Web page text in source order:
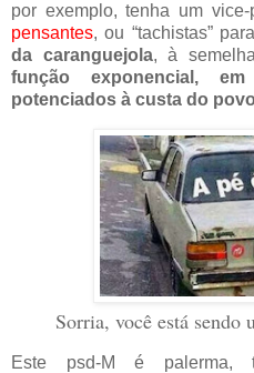
por exemplo, tenha um vice-
pensantes, ou “tachistas”
da caranguejola, à
função exponencial,
potenciados à custa do
Sorria, você está sendo
Este psd-M é palerma,